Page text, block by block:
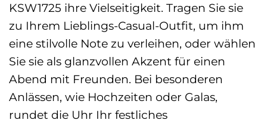
KSW1725 ihre Vielseitigkeit. Tragen Sie sie
zu Ihrem Lieblings-Casual-Outfit, um ihm
eine stilvolle Note zu verleihen, oder wählen
Sie sie als glanzvollen Akzent für einen
Abend mit Freunden. Bei besonderen
Anlässen, wie Hochzeiten oder Galas,
rundet die Uhr Ihr festliches